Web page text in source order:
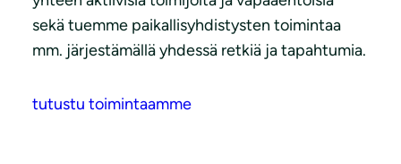
sekä tuemme paikallisyhdistysten toimintaa
mm. järjestämällä yhdessä retkiä ja tapahtumia.
tutustu toimintaamme